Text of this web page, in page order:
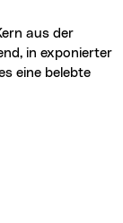
aus der
in exponierter
eine belebte